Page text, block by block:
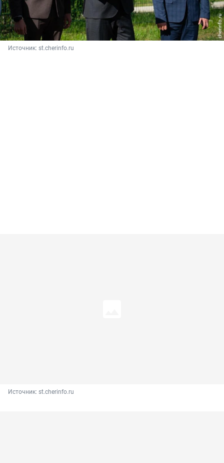
Источник: st.cherinfo.ru
Источник: st.cherinfo.ru